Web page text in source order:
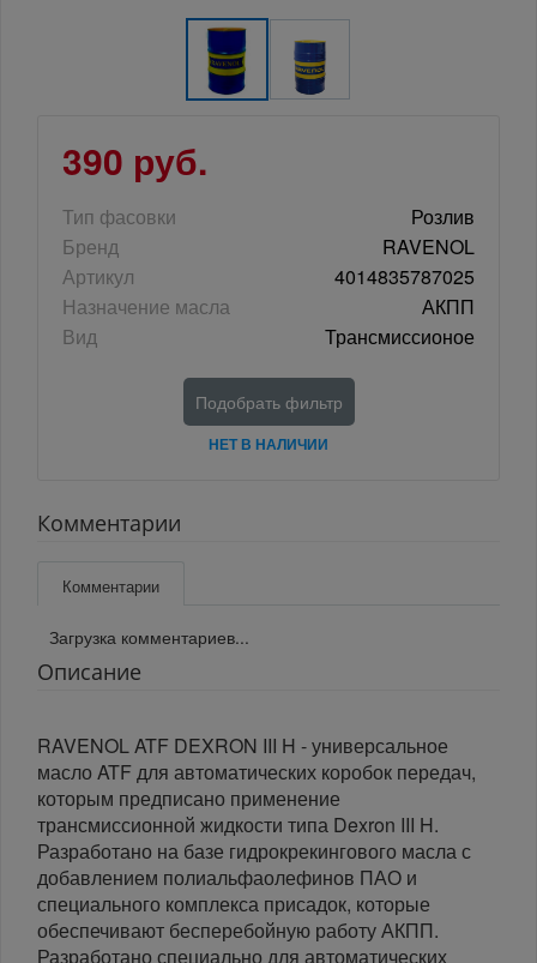
390 руб.
Тип фасовки
Розлив
Бренд
RAVENOL
Артикул
4014835787025
Назначение масла
АКПП
Вид
Трансмиссионое
Подобрать фильтр
НЕТ В НАЛИЧИИ
Комментарии
Комментарии
Загрузка комментариев...
Описание
RAVENOL ATF DEXRON III H - универсальное
масло ATF для автоматических коробок передач,
которым предписано применение
трансмиссионной жидкости типа Dexron III H.
Разработано на базе гидрокрекингового масла с
добавлением полиальфаолефинов ПАО и
специального комплекса присадок, которые
обеспечивают бесперебойную работу АКПП.
Разработано специально для автоматических